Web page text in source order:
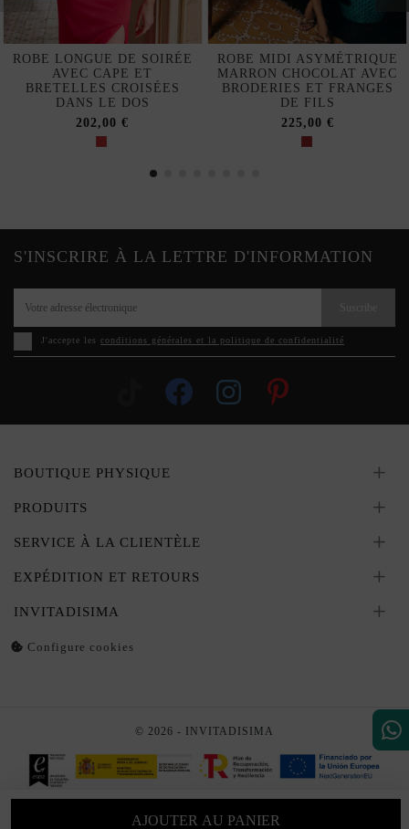
AJOUTER AU PANIER
ROBE LONGUE DE SOIRÉE
AVEC CAPE ET
BRETELLES CROISÉES
DANS LE DOS
202,00 €
ROBE MIDI ASYMÉTRIQUE
MARRON CHOCOLAT AVEC
BRODERIES ET FRANGES
DE FILS
225,00 €
S'INSCRIRE À LA LETTRE D'INFORMATION
J'accepte les conditions générales et la politique de confidentialité
BOUTIQUE PHYSIQUE
PRODUITS
SERVICE À LA CLIENTÈLE
EXPÉDITION ET RETOURS
INVITADISIMA
Configure cookies
© 2026 - INVITADISIMA